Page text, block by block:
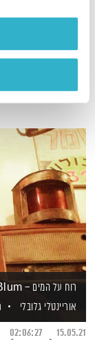
שיעזרו לכם להוריד
רוח על המים – Dj Blum
אוריינטלי גלובלי
15.05.21
02:06:27